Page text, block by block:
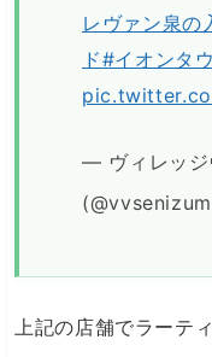
レヴァン泉の
ド#イオンタ
— ヴィレッジ
上記の店舗でラーテ